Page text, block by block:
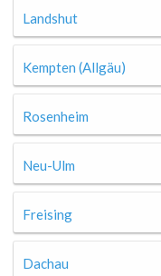
Landshut
Kempten (Allgäu)
Rosenheim
Neu-Ulm
Freising
Dachau